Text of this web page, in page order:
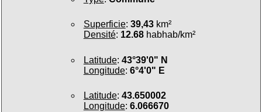
Superficie: 39,43km²
Densité: 12.68habhab/km²
Latitude: 43°39'0" N
Longitude: 6°4'0" E
Latitude: 43.650002
Longitude: 6.066670